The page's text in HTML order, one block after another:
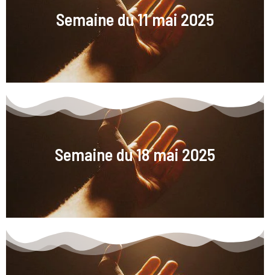
Semaine du 11 mai 2025
Semaine du 18 mai 2025